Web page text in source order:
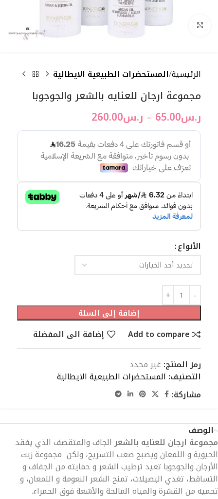
اضغط للتكبير
الرئيسية المستحضرات الطبيعية الايطالية
مجموعة ارجان للعنايه بالشعر والجوجوبا
ر.س65.00
– ر.س260.00
الأنواع
إضافة إلى السلة
Add to compare
إضافة الى المفضلة
رمز المنتج: غير محدد
التصنيف: المستحضرات الطبيعية الايطالية
مشاركة:
الوصف
مجموعة ارجان للعنايه بالشعرالجاف والمتقصف الذي يفقد
الحيوية و اللمعان ويصبح صعب التسريح، ولكن مجموعة زيت
الأرجان والجوجوبا تعيد ترطيب الشعر و حمايته من الجفاف و
التساقط، تغذي البصيلات، تمنح الشعر النعومة و اللمعان، و
تحميه من القشرة والمياه المالحة والأشعة فوق الحمراء.